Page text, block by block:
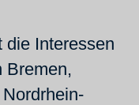
die Interessen
Bremen,